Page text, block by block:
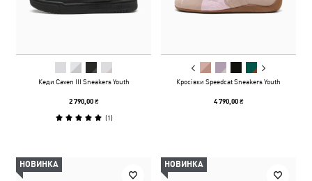
Кеди Caven III Sneakers Youth
2 790,00 ₴
(1)
Кросівки Speedcat Sneakers Youth
4 790,00 ₴
НОВИНКА НОВИНКА